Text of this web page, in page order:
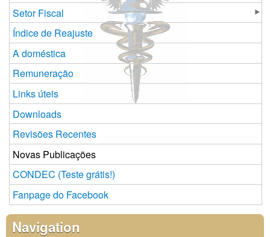
Setor Fiscal
Índice de Reajuste
A doméstica
Remuneração
Links úteis
Downloads
Revisões Recentes
Novas Publicações
CONDEC (Teste grátis!)
Fanpage do Facebook
Navigation